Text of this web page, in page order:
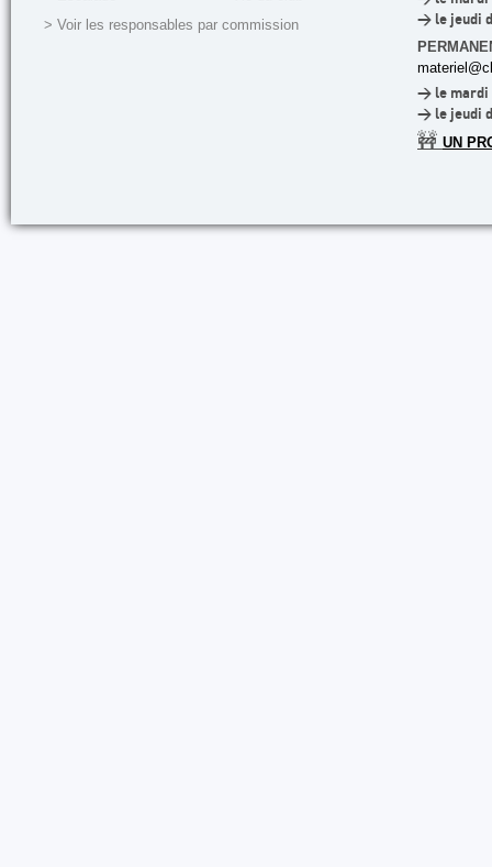
> Voir les responsables par commission
> le jeudi
> le mardi
> le jeudi
🚧 UN